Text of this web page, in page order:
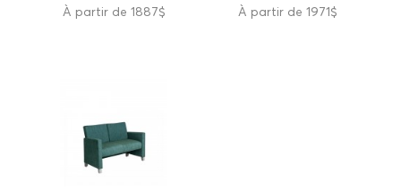
À partir de 1887$ À partir de 1971$